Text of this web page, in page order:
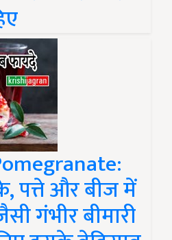
पत्ते और बीज में
गंभीर बीमारी